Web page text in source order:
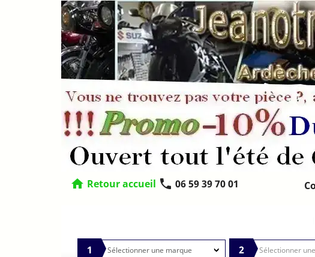
home Retour accueil phone 06 59 39 70 01
1 2